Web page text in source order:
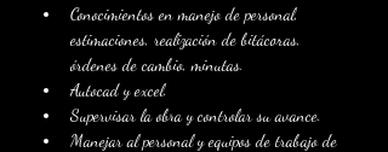
Conocimientos en manejo de personal,
estimaciones, realización de bitácoras,
órdenes de cambio, minutas.
Autocad y excel.
Supervisar la obra y controlar su avance.
Manejar al personal y equipos de trabajo de